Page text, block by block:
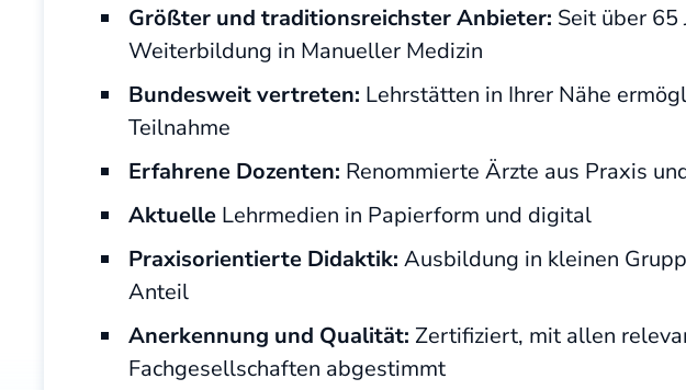
Größter und traditionsreichster Anbieter: Seit über 65
Weiterbildung in Manueller Medizin
Bundesweit vertreten: Lehrstätten in Ihrer Nähe
Teilnahme
Erfahrene Dozenten: Renommierte Ärzte aus Praxis
AktuelleLehrmedien in Papierform und digital
Praxisorientierte Didaktik: Ausbildung in kleinen
Anteil
Anerkennung und Qualität: Zertifiziert, mit allen
Fachgesellschaften abgestimmt